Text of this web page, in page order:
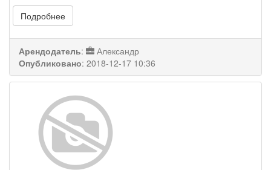
Подробнее
Арендодатель:
Александр
Опубликовано: 2018-12-17 10:36